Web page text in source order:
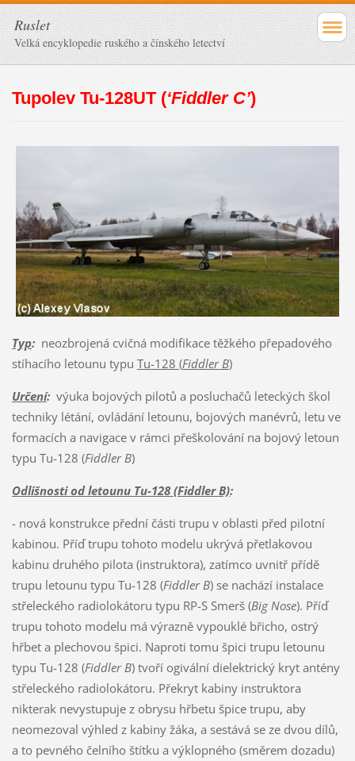
Ruslet
Velká encyklopedie ruského a čínského letectví
Tupolev Tu-128UT (‘Fiddler C’)
Typ:neozbrojená cvičná modifikace těžkého přepadového
stíhacího letounu typu Tu-128 (Fiddler B)
Určení:výuka bojových pilotů a posluchačů leteckých škol
techniky létání, ovládání letounu, bojových manévrů, letu ve
formacích a navigace v rámci přeškolování na bojový letoun
typu Tu-128 (Fiddler B)
Odlišnosti od letounu Tu-128 (Fiddler B):
- nová konstrukce přední části trupu v oblasti před pilotní
kabinou. Příď trupu tohoto modelu ukrývá přetlakovou
kabinu druhého pilota (instruktora), zatímco uvnitř přídě
trupu letounu typu Tu-128 (Fiddler B) se nachází instalace
střeleckého radiolokátoru typu RP-S Smerš (Big Nose). Příď
trupu tohoto modelu má výrazně vypouklé břicho, ostrý
hřbet a plechovou špici. Naproti tomu špici trupu letounu
typu Tu-128 (Fiddler B) tvoří ogivální dielektrický kryt antény
střeleckého radiolokátoru. Překryt kabiny instruktora
nikterak nevystupuje z obrysu hřbetu špice trupu, aby
neomezoval výhled z kabiny žáka, a sestává se ze dvou dílů,
a to pevného čelního štítku a výklopného (směrem dozadu)